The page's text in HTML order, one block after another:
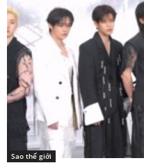
Sao thế giới